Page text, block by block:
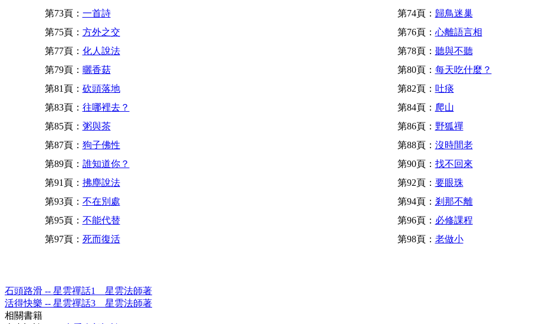
第73頁： 一首詩 第74頁： 歸鳥迷巢
第75頁： 方外之交 第76頁： 心離語言相
第77頁： 化人說法 第78頁： 聽與不聽
第79頁： 曬香菇 第80頁： 每天吃什麼？
第81頁： 砍頭落地 第82頁： 吐痰
第83頁： 往哪裡去？ 第84頁： 爬山
第85頁： 粥與茶 第86頁： 野狐禪
第87頁： 狗子佛性 第88頁： 沒時間老
第89頁： 誰知道你？ 第90頁： 找不回來
第91頁： 拂塵說法 第92頁： 要眼珠
第93頁： 不在別處 第94頁： 剎那不離
第95頁： 不能代替 第96頁： 必修課程
第97頁： 死而復活 第98頁： 老做小
石頭路滑 -- 星雲禪話1 星雲法師著
活得快樂 -- 星雲禪話3 星雲法師著
相關書籍